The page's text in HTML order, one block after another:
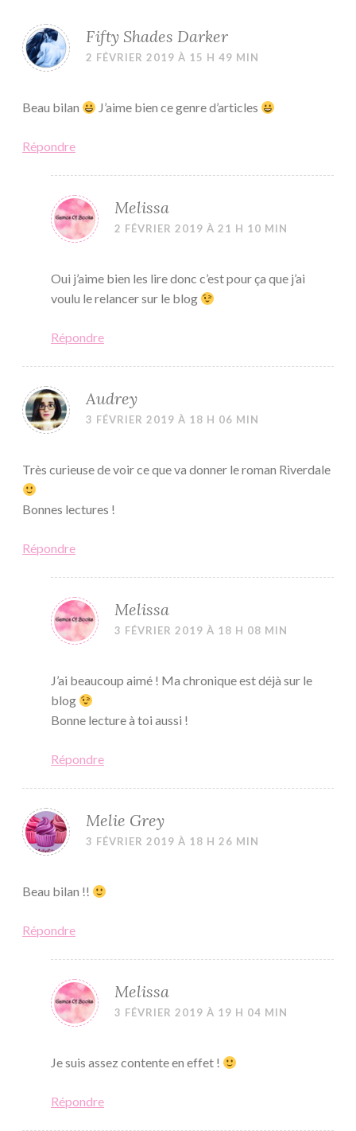
Fifty Shades Darker
2 FÉVRIER 2019 À 15 H 49 MIN
Beau bilan J’aime bien ce genre d’articles
Répondre
Melissa
2 FÉVRIER 2019 À 21 H 10 MIN
Oui j’aime bien les lire donc c’est pour ça que j’ai
voulu le relancer sur le blog
Répondre
Audrey
3 FÉVRIER 2019 À 18 H 06 MIN
Très curieuse de voir ce que va donner le roman Riverdale
Bonnes lectures !
Répondre
Melissa
3 FÉVRIER 2019 À 18 H 08 MIN
J’ai beaucoup aimé ! Ma chronique est déjà sur le
blog
Bonne lecture à toi aussi !
Répondre
Melie Grey
3 FÉVRIER 2019 À 18 H 26 MIN
Beau bilan !!
Répondre
Melissa
3 FÉVRIER 2019 À 19 H 04 MIN
Je suis assez contente en effet !
Répondre